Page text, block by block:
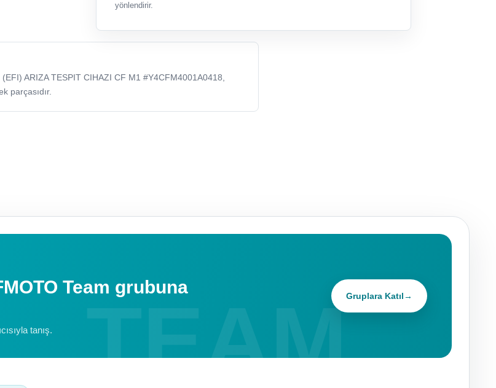
yönlendirir.
ARIZA TESPIT CIHAZI CF M1 #Y4CFM4001A0418,
parçasıdır.
Team grubuna
tanış.
Gruplara Katıl→